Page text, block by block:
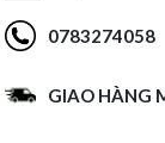
0783274058
GIAO HÀNG